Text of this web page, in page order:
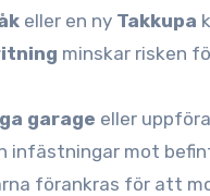
eller en ny Takkupa
minskar risken
garage eller
infästningar mot
förankras för att